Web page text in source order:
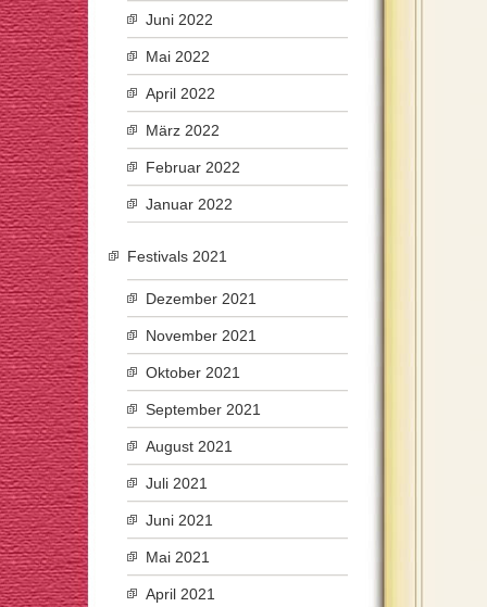
Juni 2022
Mai 2022
April 2022
März 2022
Februar 2022
Januar 2022
Festivals 2021
Dezember 2021
November 2021
Oktober 2021
September 2021
August 2021
Juli 2021
Juni 2021
Mai 2021
April 2021